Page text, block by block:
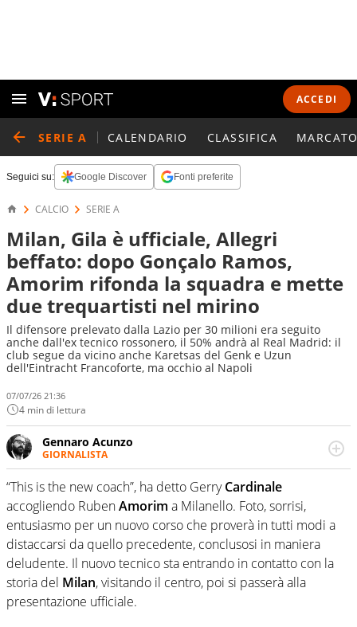
ACCEDI
SERIE A CALENDARIO CLASSIFICA
Seguici su: Google Discover Fonti preferite
CALCIO SERIE A
Milan, Gila è ufficiale, Allegri
beffato: dopo Gonçalo Ramos,
Amorim rifonda la squadra e mette
due trequartisti nel mirino
Il difensore prelevato dalla Lazio per 30 milioni era seguito
anche dall'ex tecnico rossonero, il 50% andrà al Real Madrid: il
club segue da vicino anche Karetsas del Genk e Uzun
dell'Eintracht Francoforte, ma occhio al Napoli
07/07/26 21:36
4 min di lettura
Gennaro Acunzo
GIORNALISTA
Giornalista (a volte) per professione, scrittore (spesso) per
diletto: i due concetti sono interscambiabili a piacere, ma
con moderazione. Scrive di calcio, musica, libri, ma a
volte fa anche cose serie.
“This is the new coach”, ha detto GerryCardinale
accogliendo RubenAmorim a Milanello. Foto, sorrisi,
entusiasmo per un nuovo corso che proverà in tutti modi a
distaccarsi da quello precedente, conclusosi in maniera
deludente. Il nuovo tecnico sta entrando in contatto con la
storia del Milan, visitando il centro, poi si passerà alla
presentazione ufficiale.